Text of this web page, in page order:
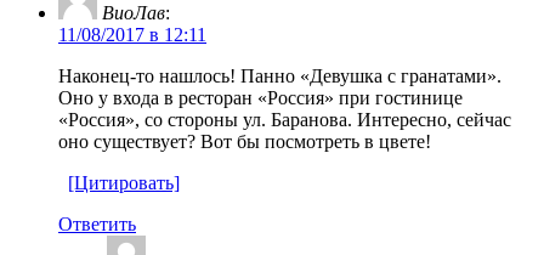
ВиоЛав:
11/08/2017 в 12:11
Наконец-то нашлось! Панно «Девушка с гранатами».
Оно у входа в ресторан «Россия» при гостинице
«Россия», со стороны ул. Баранова. Интересно, сейчас
оно существует? Вот бы посмотреть в цвете!
[Цитировать]
Ответить